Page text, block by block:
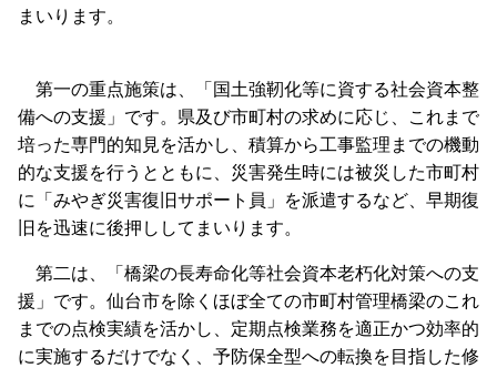
まいります。
第一の重点施策は、「国土強靭化等に資する社会資本整
備への支援」です。県及び市町村の求めに応じ、これまで
培った専門的知見を活かし、積算から工事監理までの機動
的な支援を行うとともに、災害発生時には被災した市町村
に「みやぎ災害復旧サポート員」を派遣するなど、早期復
旧を迅速に後押ししてまいります。
第二は、「橋梁の長寿命化等社会資本老朽化対策への支
援」です。仙台市を除くほぼ全ての市町村管理橋梁のこれ
までの点検実績を活かし、定期点検業務を適正かつ効率的
に実施するだけでなく、予防保全型への転換を目指した修